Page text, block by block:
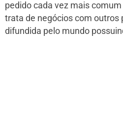
pedido cada vez mais
trata de negócios com outros
difundida pelo mundo